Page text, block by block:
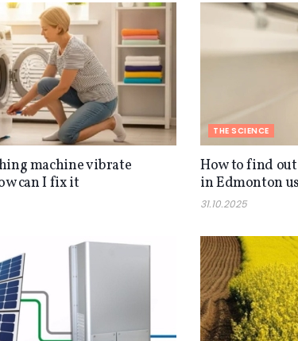
machine vibrate
can I fix it
THE SCIENCE
How to find
in Edmonton
31.10.2025